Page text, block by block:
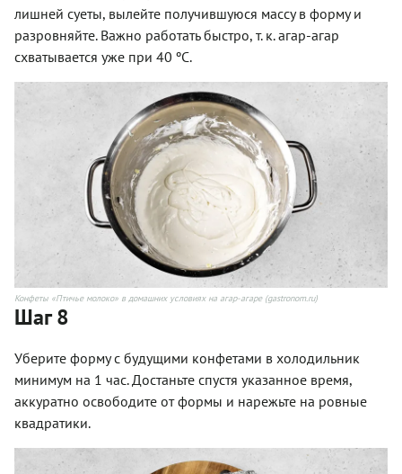
лишней суеты, вылейте получившуюся массу в форму и
разровняйте. Важно работать быстро, т. к. агар-агар
схватывается уже при 40 ºC.
Конфеты «Птичье молоко» в домашних условиях на агар-агаре (gastronom.ru)
Шаг 8
Уберите форму с будущими конфетами в холодильник
минимум на 1 час. Достаньте спустя указанное время,
аккуратно освободите от формы и нарежьте на ровные
квадратики.